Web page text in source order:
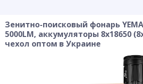
Зенитно-поисковый фонарь
5000LM, аккумуляторы 8x18650
чехол оптом в Украине